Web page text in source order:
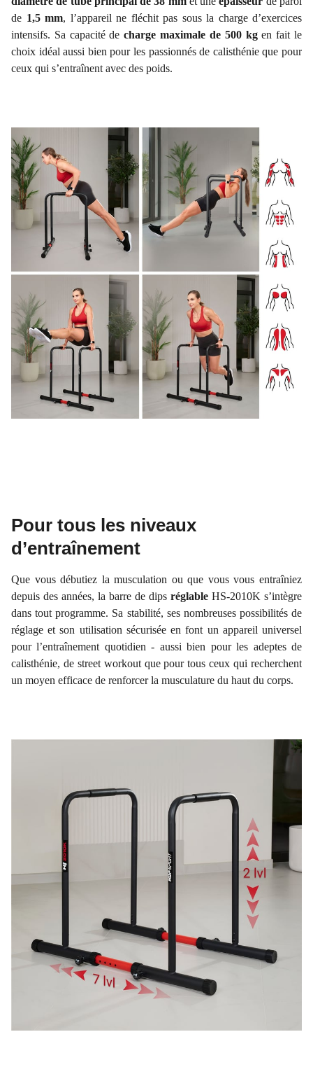
de 1,5 mm, l’appareil ne fléchit pas sous la charge d’exercices
intensifs. Sa capacité decharge maximale de 500 kgen fait le
choix idéal aussi bien pour les passionnés de calisthénie que pour
ceux qui s’entraînent avec des poids.
Pour tous les niveaux
d’entraînement
Que vous débutiez la musculation ou que vous vous entraîniez
depuis des années, la barre de dips réglable HS-2010K s’intègre
dans tout programme. Sa stabilité, ses nombreuses possibilités de
réglage et son utilisation sécurisée en font un appareil universel
pour l’entraînement quotidien - aussi bien pour les adeptes de
calisthénie, de street workout que pour tous ceux qui recherchent
un moyen efficace de renforcer la musculature du haut du corps.